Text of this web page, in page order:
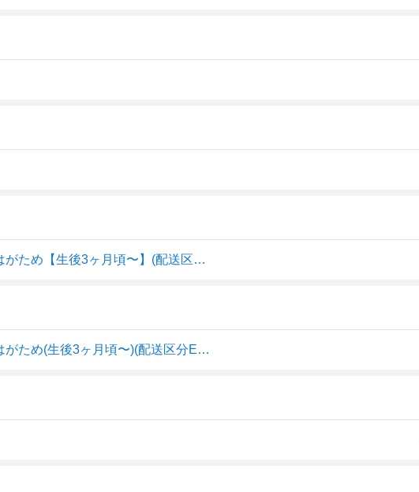
【メール便利用！送料込み】東方トレーディング おウマのはがため【生後3ヶ月頃〜】(配送区分E100)
【メール便利用！送料込み】東方トレーディング おウマのはがため(生後3ヶ月頃〜)(配送区分E100)